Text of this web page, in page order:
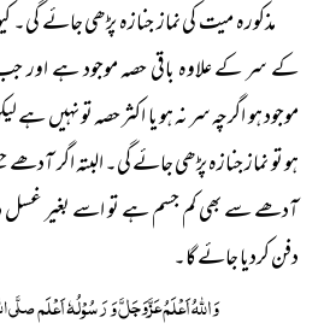
مذکورہ میت کی نماز جنازہ پڑھی جائے
کے سر کے علاوہ باقی حصہ موجود ہے اور
موجود ہو اگرچہ سر نہ ہو یا اکثر حصہ تو نہیں
ہو تو نماز جنازہ پڑھی جائے گی۔ البتہ اگر
آدھے سے بھی کم جسم ہے تو اسے بغیر غسل
دفن کردیا جائے گا۔
وَاللہُاَعْلَمُعَزَّوَجَلَّوَ رَسُوْلُہٗ اَعْلَمصلَّی